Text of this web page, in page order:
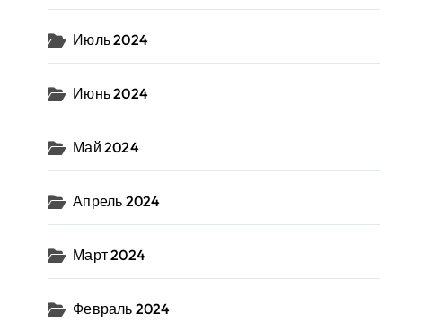
Июль 2024
Июнь 2024
Май 2024
Апрель 2024
Март 2024
Февраль 2024